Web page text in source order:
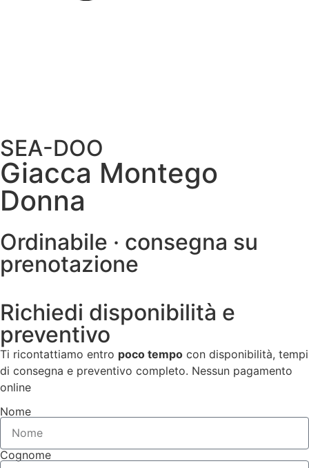
SEA-DOO
Giacca Montego
Donna
Ordinabile · consegna su
prenotazione
Richiedi disponibilità e
preventivo
Ti ricontattiamo entro poco tempo con disponibilità, tempi
di consegna e preventivo completo. Nessun pagamento
online
Nome
Cognome